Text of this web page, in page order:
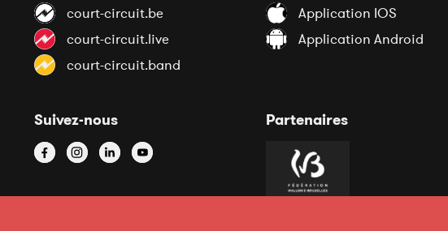
court-circuit.be
court-circuit.live
court-circuit.band
Suivez-nous
Application IOS
Application Android
Partenaires